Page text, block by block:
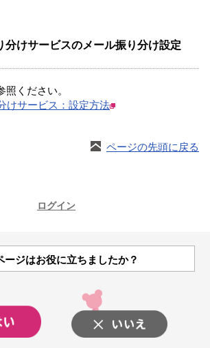
分けサービスのメール振り分け設定
ください。
けサービス：設定方法
ページの先頭に戻る
ログイン
ージはお役に立ちましたか？